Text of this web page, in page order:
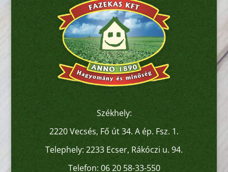
Székhely:
2220 Vecsés, Fő út 34. A ép. Fsz. 1.
Telephely: 2233 Ecser, Rákóczi u. 94.
Telefon: 06 20 58-33-550